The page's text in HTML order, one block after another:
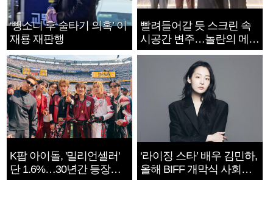
‘뺑소니 후 술타기 의혹’ 이
재룡 재판행
빨려들어갈 듯 스크린 속
시공간 변주…놀란의 메시
지는 ‘전쟁 속죄’
K팝 아이돌, '밀리언셀러'
단 1.6%…30년간 등장
1182개팀 전수조사
‘라이징 스타’ 배우 김민하,
올해 BIFF 개막식 사회자
확정